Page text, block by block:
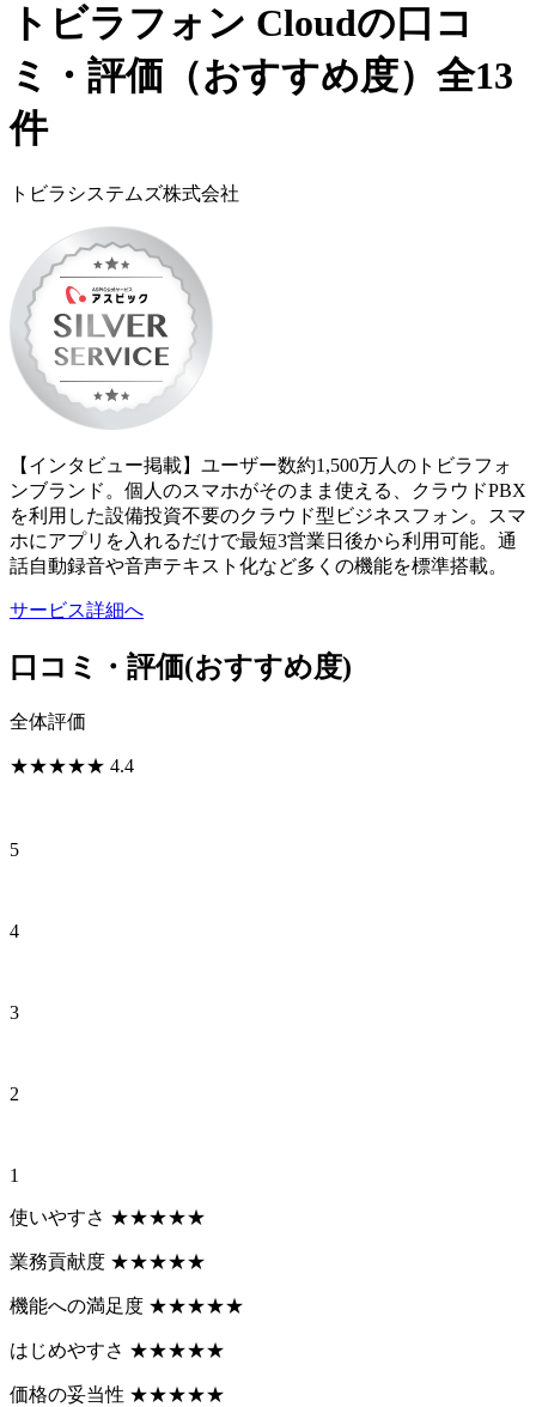
トビラフォン Cloudの口コ
ミ・評価（おすすめ度）全13
件
トビラシステムズ株式会社
【インタビュー掲載】ユーザー数約1,500万人のトビラフォ
ンブランド。個人のスマホがそのまま使える、クラウドPBX
を利用した設備投資不要のクラウド型ビジネスフォン。スマ
ホにアプリを入れるだけで最短3営業日後から利用可能。通
話自動録音や音声テキスト化など多くの機能を標準搭載。
サービス詳細へ
口コミ・評価(おすすめ度)
全体評価
★★★★★ 4.4
5
4
3
2
1
使いやすさ ★★★★★
業務貢献度 ★★★★★
機能への満足度 ★★★★★
はじめやすさ ★★★★★
価格の妥当性 ★★★★★